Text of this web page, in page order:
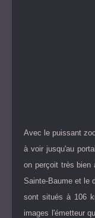
Avec le puissant
à voir jusqu'au
on perçoit très
Sainte-Baume et le
sont situés à 106
images l'émetteur